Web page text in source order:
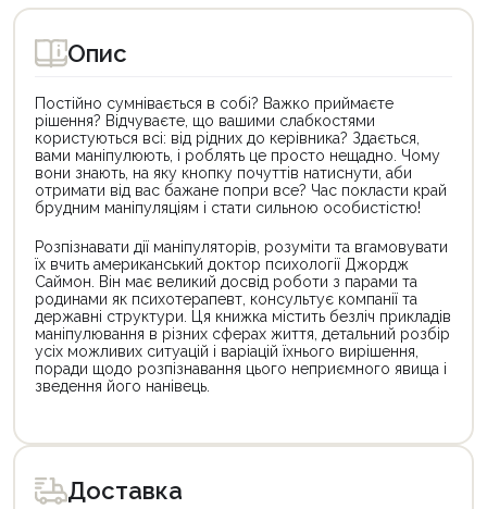
Опис
Постійно сумнівається в собі? Важко приймаєте
рішення? Відчуваєте, що вашими слабкостями
користуються всі: від рідних до керівника? Здається,
вами маніпулюють, і роблять це просто нещадно. Чому
вони знають, на яку кнопку почуттів натиснути, аби
отримати від вас бажане попри все? Час покласти край
брудним маніпуляціям і стати сильною особистістю!
Розпізнавати дії маніпуляторів, розуміти та вгамовувати
їх вчить американський доктор психології Джордж
Саймон. Він має великий досвід роботи з парами та
родинами як психотерапевт, консультує компанії та
державні структури. Ця книжка містить безліч прикладів
маніпулювання в різних сферах життя, детальний розбір
усіх можливих ситуацій і варіацій їхнього вирішення,
поради щодо розпізнавання цього неприємного явища і
зведення його нанівець.
товар
для
покупки
товар
для
покупкиДоставка